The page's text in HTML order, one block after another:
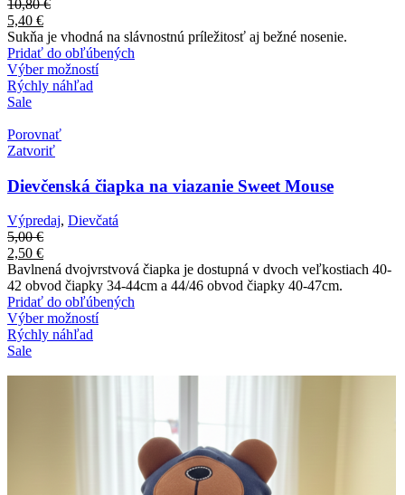
10,80€
5,40 €
Sukňa je vhodná na slávnostnú príležitosť aj bežné nosenie.
Pridať do obľúbených
Výber možností
Rýchly náhľad
Sale
Porovnať
Zatvoriť
Dievčenská čiapka na viazanie Sweet Mouse
Výpredaj, Dievčatá
5,00€
2,50 €
Bavlnená dvojvrstvová čiapka je dostupná v dvoch veľkostiach 40-
42 obvod čiapky 34-44cm a 44/46 obvod čiapky 40-47cm.
Pridať do obľúbených
Výber možností
Rýchly náhľad
Sale